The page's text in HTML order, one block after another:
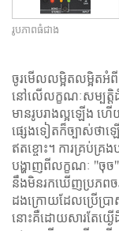
រូបភាពធំជាង
ចូរមើលលម្អិតលម្អិតអំពី
នៅលើលក្ខណៈសម្បត្តិ
មានរូបរាងល្អឡើង ហើ
ផ្សេងទៀតក៏ច្បាស់ថា
ឥតខ្ចោះ។ ការគ្រប់គ្
បង្ហាញពីលក្ខណៈ "ចុច"
នឹងមិនរកឃើញប្រភព
ដងក្រោយដែលប្រើប្រា
នោះគឺដោយសារតែយើ្ង